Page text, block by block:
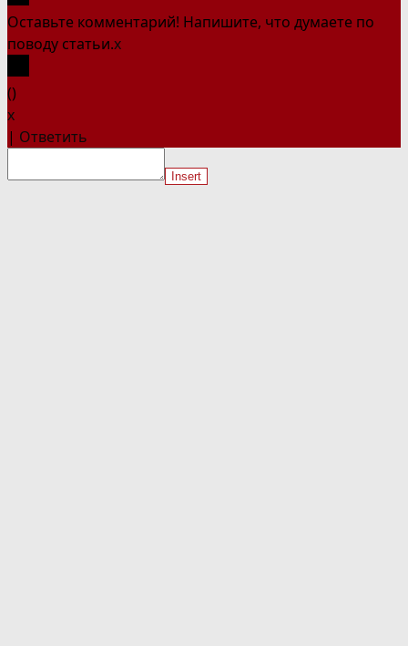
Оставьте комментарий! Напишите, что думаете по
поводу статьи.x
()
x
| Ответить
Insert